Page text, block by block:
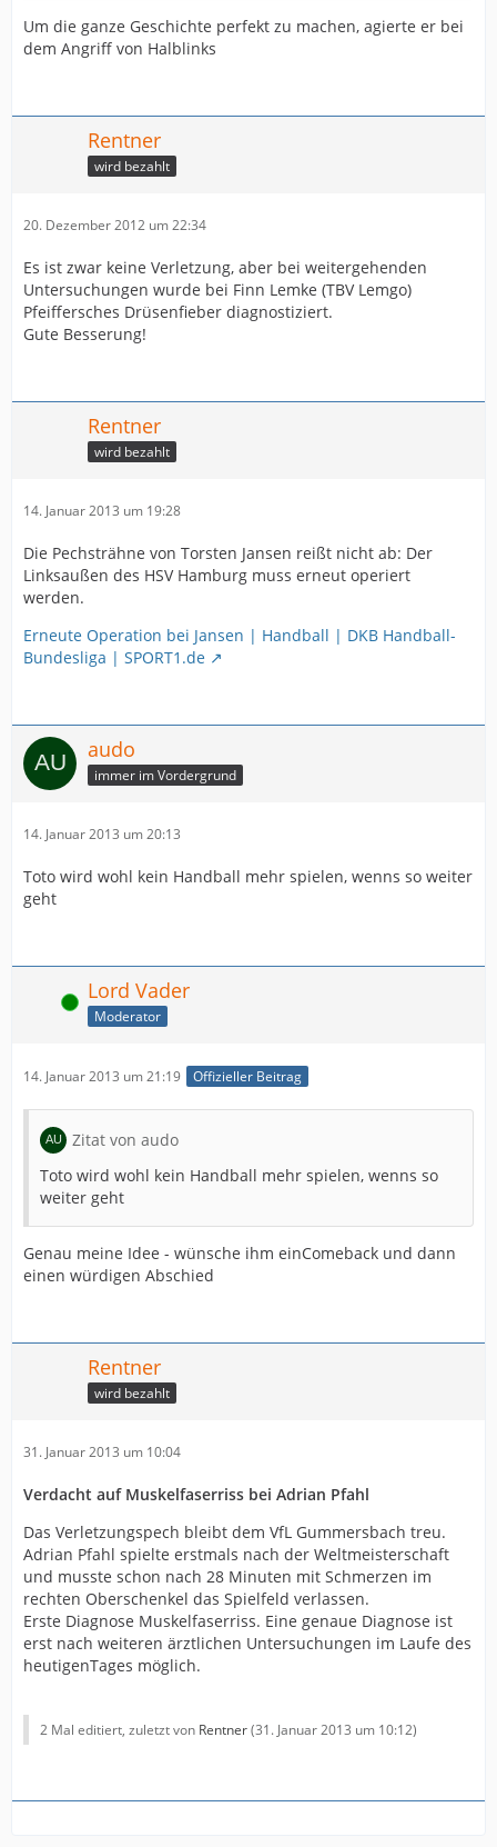
Um die ganze Geschichte perfekt zu machen, agierte er bei
dem Angriff von Halblinks
Rentner
wird bezahlt
20. Dezember 2012 um 22:34
Es ist zwar keine Verletzung, aber bei weitergehenden
Untersuchungen wurde bei Finn Lemke (TBV Lemgo)
Pfeiffersches Drüsenfieber diagnostiziert.
Gute Besserung!
Rentner
wird bezahlt
14. Januar 2013 um 19:28
Die Pechsträhne von Torsten Jansen reißt nicht ab: Der
Linksaußen des HSV Hamburg muss erneut operiert
werden.
Erneute Operation bei Jansen | Handball | DKB Handball-
Bundesliga | SPORT1.de
audo
immer im Vordergrund
14. Januar 2013 um 20:13
Toto wird wohl kein Handball mehr spielen, wenns so weiter
geht
Online Lord Vader
Moderator
14. Januar 2013 um 21:19 Offizieller Beitrag
Zitat von audo
Toto wird wohl kein Handball mehr spielen, wenns so
weiter geht
Genau meine Idee - wünsche ihm einComeback und dann
einen würdigen Abschied
Rentner
wird bezahlt
31. Januar 2013 um 10:04
Verdacht auf Muskelfaserriss bei Adrian Pfahl
Das Verletzungspech bleibt dem VfL Gummersbach treu.
Adrian Pfahl spielte erstmals nach der Weltmeisterschaft
und musste schon nach 28 Minuten mit Schmerzen im
rechten Oberschenkel das Spielfeld verlassen.
Erste Diagnose Muskelfaserriss. Eine genaue Diagnose ist
erst nach weiteren ärztlichen Untersuchungen im Laufe des
heutigenTages möglich.
2 Mal editiert, zuletzt von Rentner(31. Januar 2013 um 10:12)